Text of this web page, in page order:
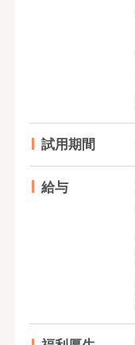
試用期間
給与